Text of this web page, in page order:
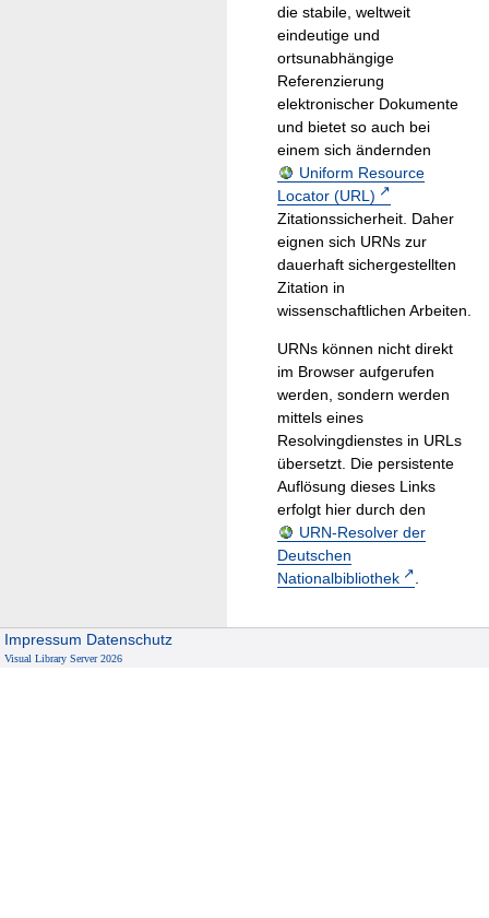
die stabile, weltweit
eindeutige und
ortsunabhängige
Referenzierung
elektronischer Dokumente
und bietet so auch bei
einem sich ändernden
Uniform Resource
Locator (URL)
Zitationssicherheit. Daher
eignen sich URNs zur
dauerhaft sichergestellten
Zitation in
wissenschaftlichen Arbeiten.
URNs können nicht direkt
im Browser aufgerufen
werden, sondern werden
mittels eines
Resolvingdienstes in URLs
übersetzt. Die persistente
Auflösung dieses Links
erfolgt hier durch den
URN-Resolver der
Deutschen
Nationalbibliothek
.
Impressum Datenschutz
Visual Library Server 2026